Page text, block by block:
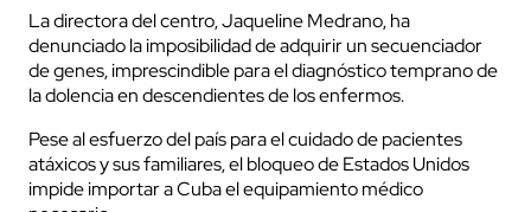
La directora del centro, Jaqueline Medrano, ha
denunciado la imposibilidad de adquirir un secuenciador
de genes, imprescindible para el diagnóstico temprano de
la dolencia en descendientes de los enfermos.
Pese al esfuerzo del país para el cuidado de pacientes
atáxicos y sus familiares, el bloqueo de Estados Unidos
impide importar a Cuba el equipamiento médico